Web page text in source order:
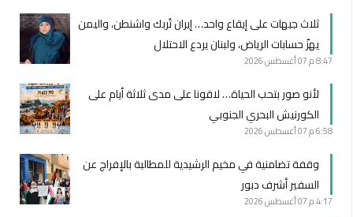
ثلاث جبهات على إيقاع واحد… إيران تُربك واشنطن، واليمن
يهزّ حسابات الرياض، ولبنان يردع الاحتلال
8:47 م 07 أغسطس 2026
لأنو صور بتحب الحياة… لاقونا على مدى ثلاثة أيام على
الكورنيش البحري الجنوبي
6:58 م 07 أغسطس 2026
وقفة تضامنية في مخيم الرشيدية للمطالبة بالإفراج عن
السفير أشرف دبور
4:17 م 07 أغسطس 2026